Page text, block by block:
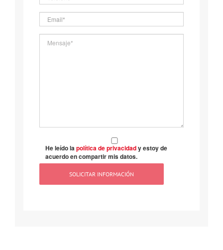
He leído lapolítica de privacidady estoy de
acuerdo en compartir mis datos.